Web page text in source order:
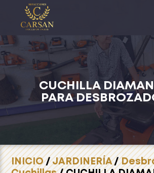
CUCHILLA
PARA
INICIO/JARDINERÍA/